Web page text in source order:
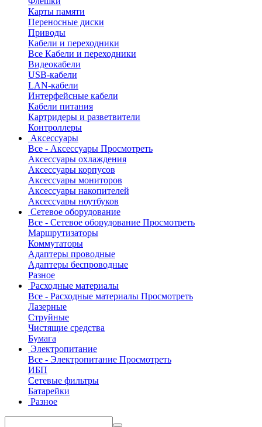
Карты памяти
Переносные диски
Приводы
Кабели и переходники
Все Кабели и переходники
Видеокабели
USB-кабели
LAN-кабели
Интерфейсные кабели
Кабели питания
Картридеры и разветвители
Контроллеры
Аксессуары
Все - Аксессуары Просмотреть
Аксессуары охлаждения
Аксессуары корпусов
Аксессуары мониторов
Аксессуары накопителей
Аксессуары ноутбуков
Сетевое оборудование
Все - Сетевое оборудование Просмотреть
Маршрутизаторы
Коммутаторы
Адаптеры проводные
Адаптеры беспроводные
Разное
Расходные материалы
Все - Расходные материалы Просмотреть
Лазерные
Струйные
Чистящие средства
Бумага
Электропитание
Все - Электропитание Просмотреть
ИБП
Сетевые фильтры
Батарейки
Разное